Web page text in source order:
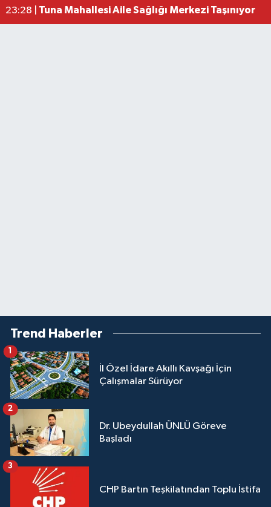
23:28 | Tuna Mahallesi Aile Sağlığı Merkezi Taşınıyor
Trend Haberler
İl Özel İdare Akıllı Kavşağı İçin
Çalışmalar Sürüyor
1
Dr. Ubeydullah ÜNLÜ Göreve
Başladı
2
CHP Bartın Teşkilatından Toplu İstifa
3